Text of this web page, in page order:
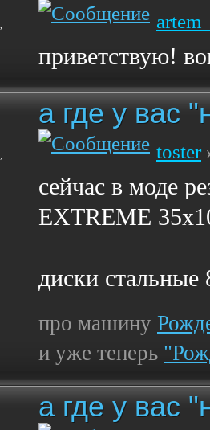
приветствую!
а где у вас
toster
сейчас в моде
EXTREME
диски
про машину
и уже теперь
а где у вас